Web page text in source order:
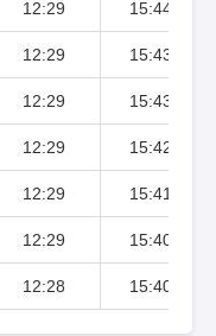
12:29 15:44
12:29 15:43
12:29 15:43
12:29 15:42
12:29 15:41
12:29 15:40
12:28 15:40